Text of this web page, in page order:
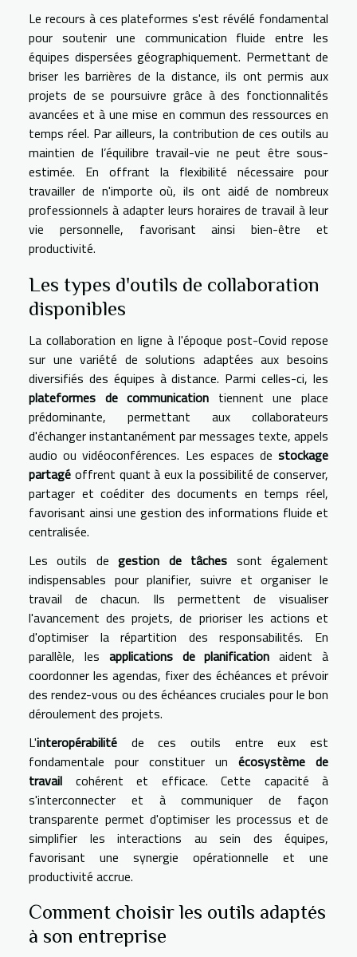
Le recours à ces plateformes s'est révélé fondamental
pour soutenir une communication fluide entre les
équipes dispersées géographiquement. Permettant de
briser les barrières de la distance, ils ont permis aux
projets de se poursuivre grâce à des fonctionnalités
avancées et à une mise en commun des ressources en
temps réel. Par ailleurs, la contribution de ces outils au
maintien de l’équilibre travail-vie ne peut être sous-
estimée. En offrant la flexibilité nécessaire pour
travailler de n'importe où, ils ont aidé de nombreux
professionnels à adapter leurs horaires de travail à leur
vie personnelle, favorisant ainsi bien-être et
productivité.
Les types d'outils de collaboration
disponibles
La collaboration en ligne à l'époque post-Covid repose
sur une variété de solutions adaptées aux besoins
diversifiés des équipes à distance. Parmi celles-ci, les
plateformes de communication tiennent une place
prédominante, permettant aux collaborateurs
d'échanger instantanément par messages texte, appels
audio ou vidéoconférences. Les espaces de stockage
partagé offrent quant à eux la possibilité de conserver,
partager et coéditer des documents en temps réel,
favorisant ainsi une gestion des informations fluide et
centralisée.
Les outils degestion de tâches sont également
indispensables pour planifier, suivre et organiser le
travail de chacun. Ils permettent de visualiser
l'avancement des projets, de prioriser les actions et
d'optimiser la répartition des responsabilités. En
parallèle, les applications de planification aident à
coordonner les agendas, fixer des échéances et prévoir
des rendez-vous ou des échéances cruciales pour le bon
déroulement des projets.
L'interopérabilité de ces outils entre eux est
fondamentale pour constituer un écosystème de
travail cohérent et efficace. Cette capacité à
s'interconnecter et à communiquer de façon
transparente permet d'optimiser les processus et de
simplifier les interactions au sein des équipes,
favorisant une synergie opérationnelle et une
productivité accrue.
Comment choisir les outils adaptés
à son entreprise